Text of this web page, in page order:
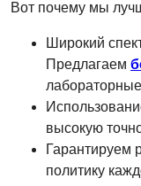
Вот почему мы
Широкий
Предлагаем
высокую
Гарантируем
политику